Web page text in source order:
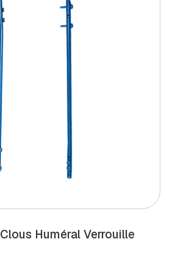
Huméral Verrouille